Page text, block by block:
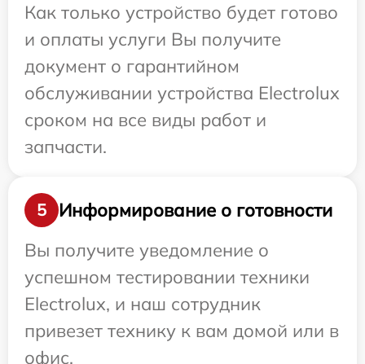
Как только устройство будет готово
и оплаты услуги Вы получите
документ о гарантийном
обслуживании устройства Electrolux
сроком на все виды работ и
запчасти.
5
Информирование о готовности
Вы получите уведомление о
успешном тестировании техники
Electrolux, и наш сотрудник
привезет технику к вам домой или в
офис.